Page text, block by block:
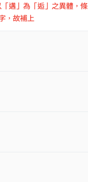
遘」為「逅」之異體，條
，故補上